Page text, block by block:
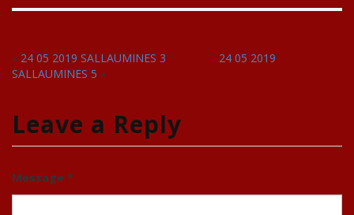
« 24 05 2019 SALLAUMINES 3
24 05 2019
SALLAUMINES 5 »
Leave a Reply
Message *